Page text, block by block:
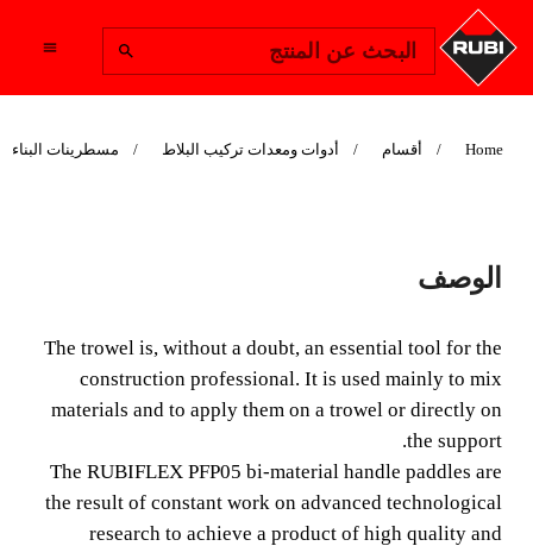
البحث عن المنتج
Home أقسام أدوات ومعدات تركيب البلاط مسطرينات البناء
PFP05
construction professionals. It is used mainly for mixing
materials and to apply them on a trowel or directly onto
the surface.
الوصف
The trowel is, without a doubt, an essential tool for the
construction professional. It is used mainly to mix
materials and to apply them on a trowel or directly on
the support.
The RUBIFLEX PFP05 bi-material handle paddles are
the result of constant work on advanced technological
research to achieve a product of high quality and